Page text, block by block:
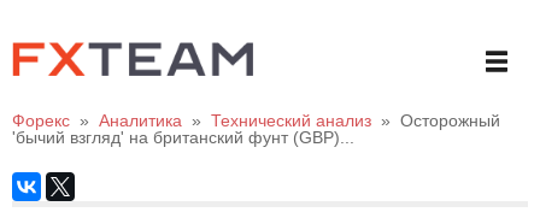
Форекс » Аналитика » Технический анализ » Осторожный
'бычий взгляд' на британский фунт (GBP)...